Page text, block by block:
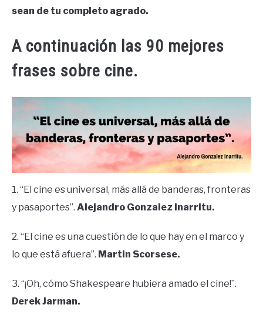
sean de tu completo agrado.
A continuación las 90 mejores
frases sobre cine.
1. “El cine es universal, más allá de banderas, fronteras
y pasaportes”. Alejandro Gonzalez Inarritu.
2. “El cine es una cuestión de lo que hay en el marco y
lo que está afuera”. Martin Scorsese.
3. “¡Oh, cómo Shakespeare hubiera amado el cine!”.
Derek Jarman.